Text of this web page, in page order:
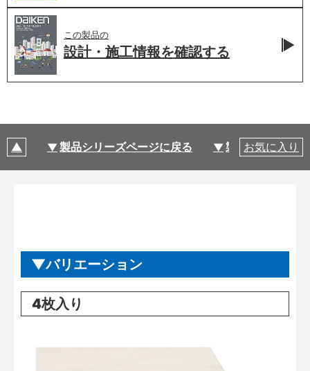
この製品の
設計・施工情報を確認する
製品シリーズページに戻る 製品仕様
お気に入り
バリエーション
4枚入り